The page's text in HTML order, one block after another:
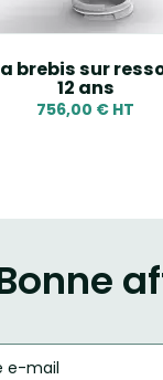
brebis sur
12 ans
756,00 € HT